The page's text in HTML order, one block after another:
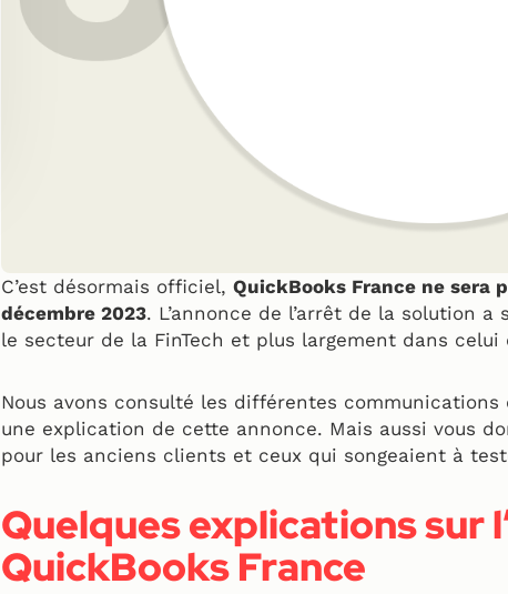
C’est désormais officiel, QuickBooks France ne sera
décembre 2023. L’annonce de l’arrêt de la solution
le secteur de la FinTech et plus largement dans
Nous avons consulté les différentes
une explication de cette annonce. Mais aussi vous
pour les anciens clients et ceux qui songeaient à
Quelques explications sur
QuickBooks France